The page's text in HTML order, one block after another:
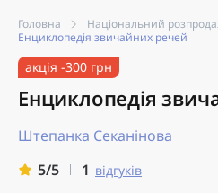
Головна
Національний
Енциклопедія звичайних речей
акція -300 грн
Енциклопедія
Штепанка Секанінова
5/5
1 відгуків